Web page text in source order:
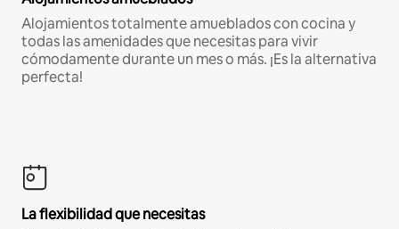
Alojamientos totalmente amueblados con cocina y
todas las amenidades que necesitas para vivir
cómodamente durante un mes o más. ¡Es la alternativa
perfecta!
La flexibilidad que necesitas